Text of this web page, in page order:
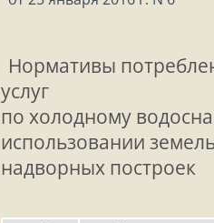
Нормативы
услуг
по холодному
использовании
надворных построек